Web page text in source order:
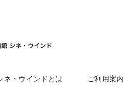
ネ・ウインドとは ご利用案内